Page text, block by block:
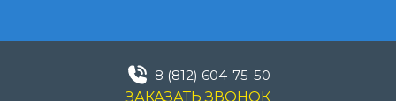
8 (812) 604-75-50
ЗАКАЗАТЬ ЗВОНОК